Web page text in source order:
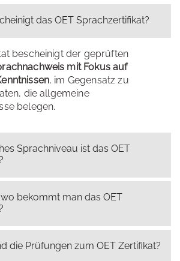
das OET Sprachzertifikat?
bescheinigt der geprüften
mit Fokus auf
, im Gegensatz zu
die allgemeine
belegen.
Sprachniveau ist das OET
bekommt man das OET
die Prüfungen zum OET Zertifikat?